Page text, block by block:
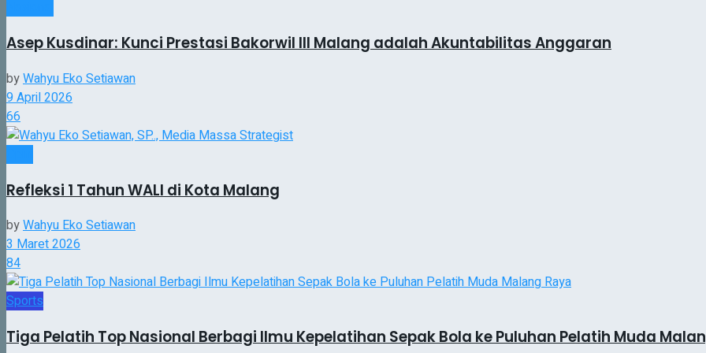
Asep Kusdinar: Kunci Prestasi Bakorwil III Malang adalah Akuntabilitas Anggaran
byWahyu Eko Setiawan
9 April 2026
66
Refleksi 1 Tahun WALI di Kota Malang
byWahyu Eko Setiawan
3 Maret 2026
84
Sports
Tiga Pelatih Top Nasional Berbagi Ilmu Kepelatihan Sepak Bola ke Puluhan Pelatih Muda